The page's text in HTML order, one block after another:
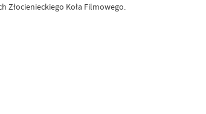
Złocienieckiego Koła Filmowego.